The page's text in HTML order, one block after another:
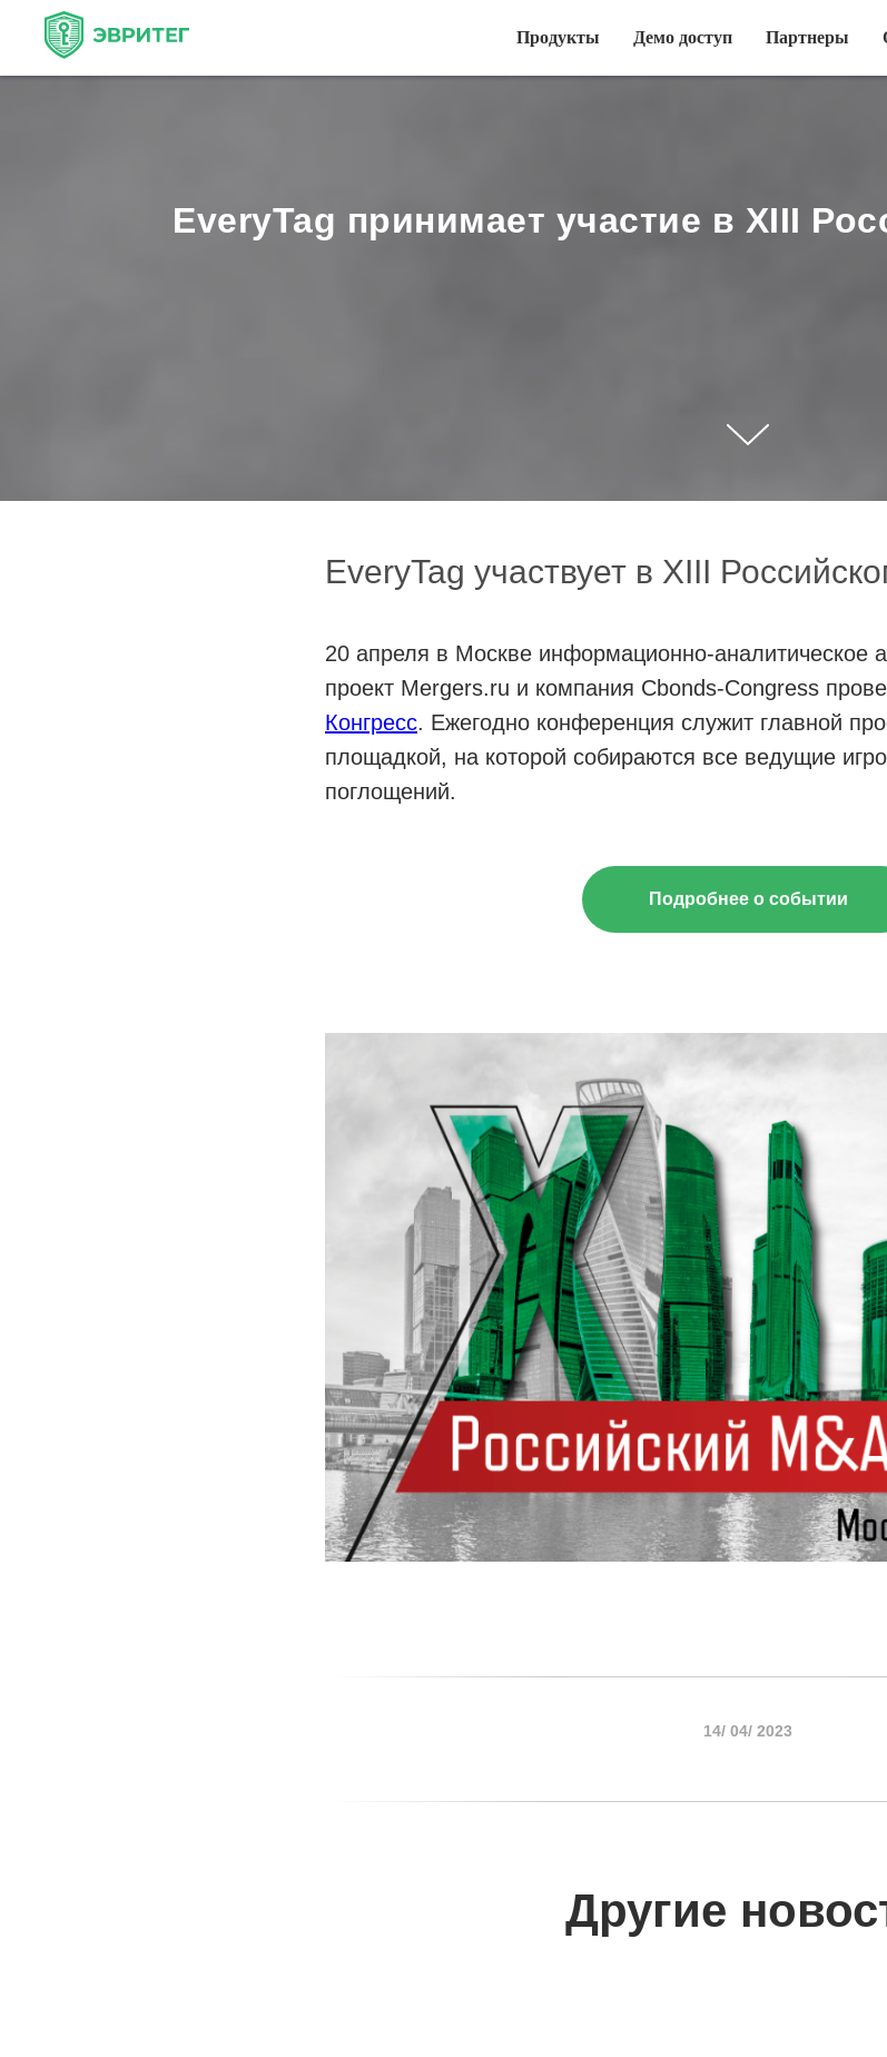
Продукты Демо доступ Партнеры
EveryTag принимает участие в XIII
EveryTag участвует в XIII
20 апреля в Москве информационно-аналитическое
проект Mergers.ru и компания Cbonds-Congress
Конгресс. Ежегодно конференция служит главной
площадкой, на которой собираются все ведущие
поглощений.
Подробнее о событии
14/ 04/ 2023
Другие